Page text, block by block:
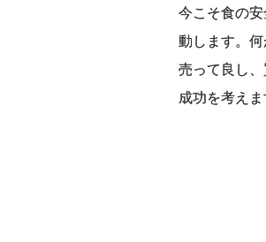
今こそ食の
動します。何
売って良し
成功を考えま